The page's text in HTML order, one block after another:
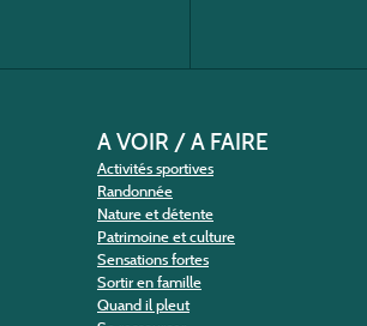
A VOIR / A FAIRE
Activités sportives
Randonnée
Nature et détente
Patrimoine et culture
Sensations fortes
Sortir en famille
Quand il pleut